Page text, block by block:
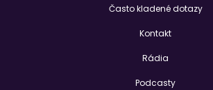
Často kladené dotazy
Kontakt
Rádia
Podcasty